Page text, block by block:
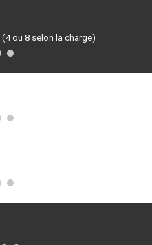
ou 8 selon la charge)